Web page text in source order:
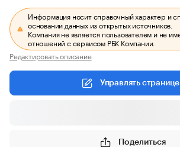
Информация носит справочный характер и
основании данных из открытых источников.
Компания не является пользователем и не
отношений с сервисом РБК Компании.
Редактировать описание
Управлять
Поделиться